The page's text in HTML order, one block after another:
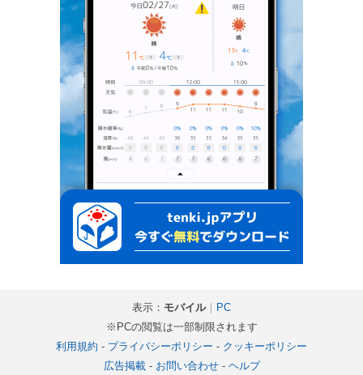
表示： モバイル｜ PC
※PCの閲覧は一部制限されます
利用規約 - プライバシーポリシー - クッキーポリシー
広告掲載- お問い合わせ- ヘルプ